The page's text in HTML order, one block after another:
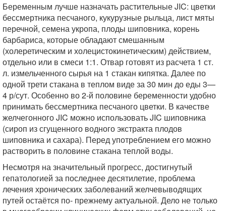
Беременным лучше назначать растительные JIC: цветки
бессмертника песчаного, кукурузные рыльца, лист мяты
перечной, семена укропа, плоды шиповника, корень
барбариса, которые обладают смешанным
(холеретическим и холецистокинетическим) действием,
отдельно или в смеси 1:1. Отвар готовят из расчета 1 ст.
л. измельченного сырья на 1 стакан кипятка. Далее по
одной трети стакана в теплом виде за 30 мин до еды 3—
4 р/сут. Особенно во 2-й половине беременности удобно
принимать бессмертника песчаного цветки. В качестве
желчегонного JIC можно использовать JIC шиповника
(сироп из сгущенного водного экстракта плодов
шиповника и сахара). Перед употреблением его можно
растворить в половине стакана теплой воды.
Несмотря на значительный прогресс, достигнутый
гепатологией за последнее десятилетие, проблема
лечения хронических заболеваний желчевыводящих
путей остаётся по- прежнему актуальной. Дело не только